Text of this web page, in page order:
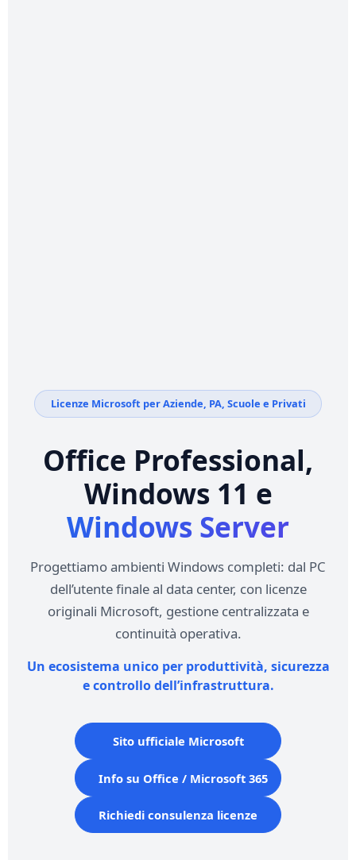
Licenze Microsoft per Aziende, PA, Scuole e Privati
Office Professional,
Windows 11 e
Windows Server
Progettiamo ambienti Windows completi: dal PC
dell’utente finale al data center, con licenze
originali Microsoft, gestione centralizzata e
continuità operativa.
Un ecosistema unico per produttività, sicurezza
e controllo dell’infrastruttura.
Sito ufficiale Microsoft
Info su Office / Microsoft 365
Richiedi consulenza licenze